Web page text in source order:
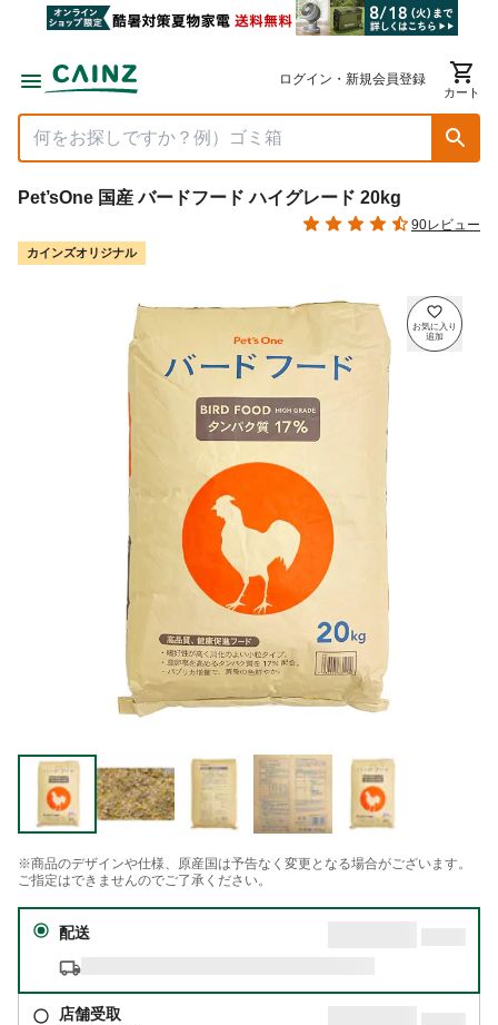
ログイン・新規会員登録
カート
Pet’sOne 国産 バードフード ハイグレード 20kg
90レビュー
カインズオリジナル
※商品のデザインや仕様、原産国は予告なく変更となる場合がございます。
ご指定はできませんのでご了承ください。
配送
店舗受取